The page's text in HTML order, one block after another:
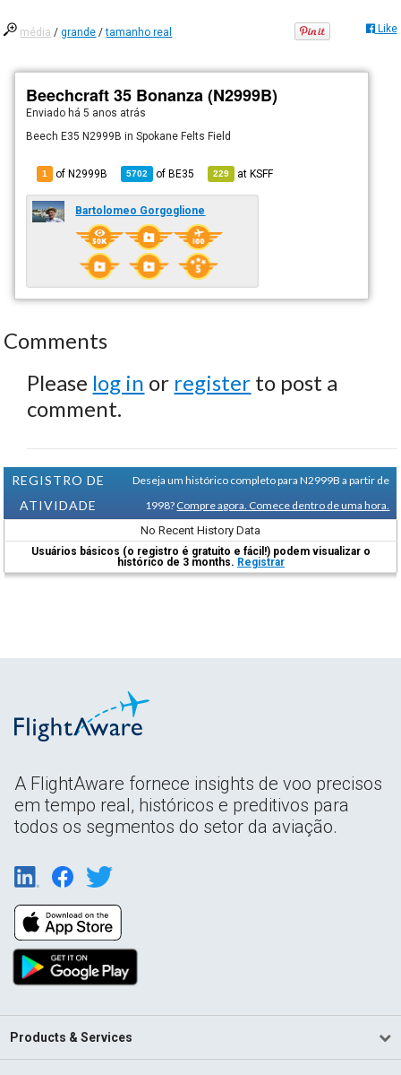
média /grande /tamanho real Like
Beechcraft 35 Bonanza (N2999B)
Enviado há5 anos atrás
Beech E35 N2999B in Spokane Felts Field
1 of N2999B 5702 ofBE35 229 atKSFF
Bartolomeo Gorgoglione
Comments
Please log in or register to post a
comment.
REGISTRO DE
ATIVIDADE
Deseja um histórico completo para N2999B a partir de
1998? Compre agora. Comece dentro de uma hora.
No Recent History Data
Usuários básicos (o registro é gratuito e fácil!) podem visualizar o
histórico de 3 months. Registrar
A FlightAware fornece insights de voo precisos
em tempo real, históricos e preditivos para
todos os segmentos do setor da aviação.
Products & Services